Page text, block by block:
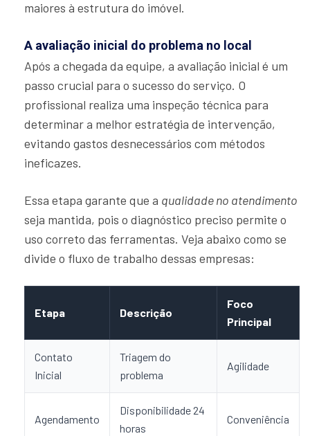
maiores à estrutura do imóvel.
A avaliação inicial do problema no local
Após a chegada da equipe, a avaliação inicial é um
passo crucial para o sucesso do serviço. O
profissional realiza uma inspeção técnica para
determinar a melhor estratégia de intervenção,
evitando gastos desnecessários com métodos
ineficazes.
Essa etapa garante que a qualidade no atendimento
seja mantida, pois o diagnóstico preciso permite o
uso correto das ferramentas. Veja abaixo como se
divide o fluxo de trabalho dessas empresas:
Etapa Descrição
Foco
Principal
Contato
Inicial
Triagem do
problema
Agilidade
Agendamento
Disponibilidade 24
horas
Conveniência